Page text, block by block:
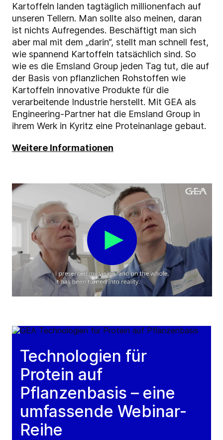
Kartoffeln landen tagtäglich millionenfach auf
unseren Tellern. Man sollte also meinen, daran
ist nichts Aufregendes. Beschäftigt man sich
aber mal mit dem „darin“, stellt man schnell fest,
wie spannend Kartoffeln tatsächlich sind. So
wie es die Emsland Group jeden Tag tut, die auf
der Basis von pflanzlichen Rohstoffen wie
Kartoffeln innovative Produkte für die
verarbeitende Industrie herstellt. Mit GEA als
Engineering-Partner hat die Emsland Group in
ihrem Werk in Kyritz eine Proteinanlage gebaut.
Weitere Informationen
Technologien für
Protein auf
Pflanzenbasis – eine
umfassende Webinar-
Reihe